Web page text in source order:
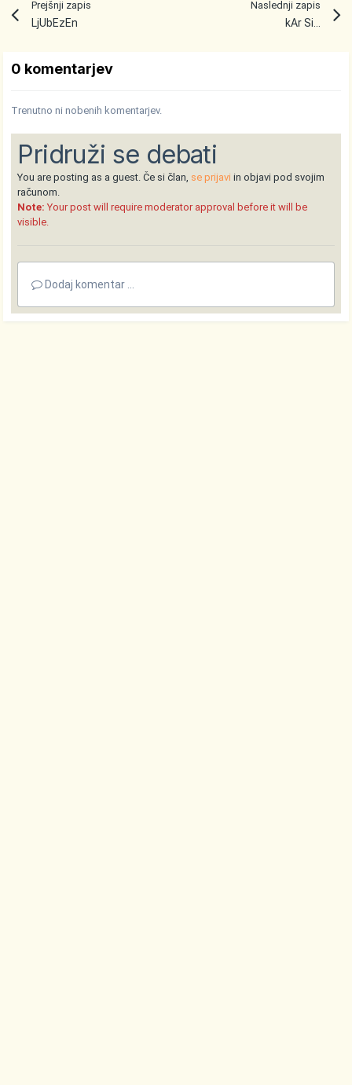
Prejšnji zapis
LjUbEzEn
Naslednji zapis
kAr Si...
0 komentarjev
Trenutno ni nobenih komentarjev.
Pridruži se debati
You are posting as a guest. Če si član, se prijavi in objavi pod svojim
računom.
Note: Your post will require moderator approval before it will be
visible.
Dodaj komentar ...